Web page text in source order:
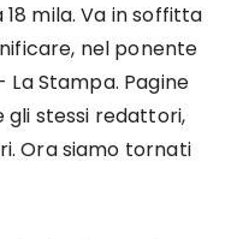
mila. Va in soffitta
nel ponente
La Stampa. Pagine
stessi redattori,
Ora siamo tornati